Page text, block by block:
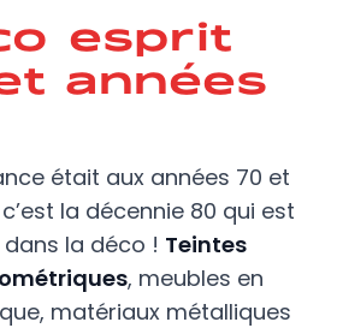
esprit
années
était aux années 70 et
la décennie 80 qui est
dans la déco ! Teintes
, meubles en
matériaux métalliques